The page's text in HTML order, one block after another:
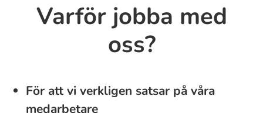
Varför jobba med
oss?
För att vi verkligen satsar på våra
medarbetare